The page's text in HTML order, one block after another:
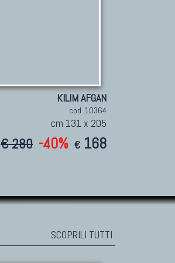
KILIM AFGAN
cod. 10364
cm 131 x 205
€ 280 -40% € 168
SCOPRILI TUTTI